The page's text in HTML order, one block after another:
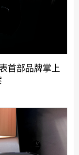
首部品牌掌上